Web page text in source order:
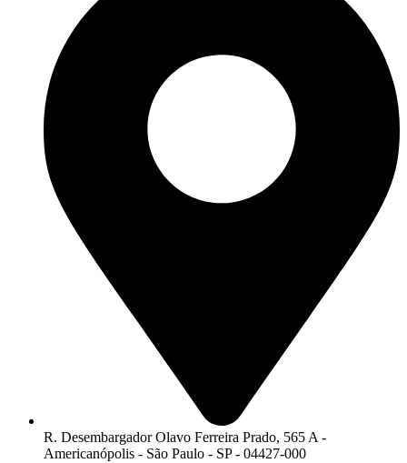
R. Desembargador Olavo Ferreira Prado, 565 A -
Americanópolis - São Paulo - SP - 04427-000